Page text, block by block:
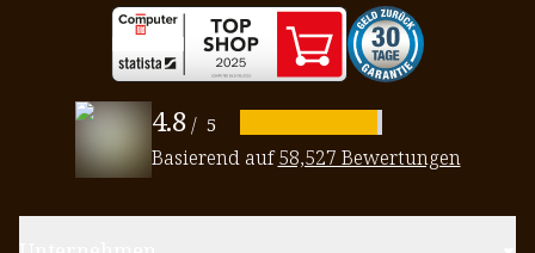
4.8 / 5
Basierend auf58,527 Bewertungen